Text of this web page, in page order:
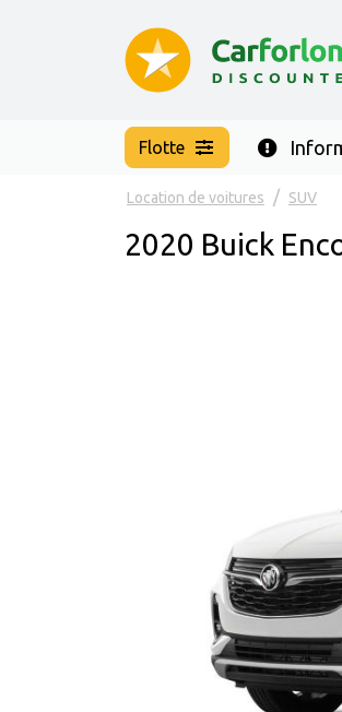
Flotte
Location de voitures SUV
2020 Buick